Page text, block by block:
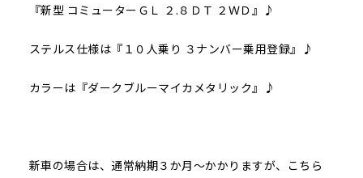
『新型 コミューターＧＬ ２.８ＤＴ ２ＷＤ』♪
ステルス仕様は『１０人乗り ３ナンバー乗用登録』♪
カラーは『ダークブルーマイカメタリック』♪
新車の場合は、通常納期３か月～かかりますが、こちら